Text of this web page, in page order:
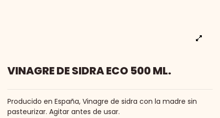
VINAGRE DE SIDRA ECO 500 ML.
Producido en España, Vinagre de sidra con la madre sin
pasteurizar. Agitar antes de usar.